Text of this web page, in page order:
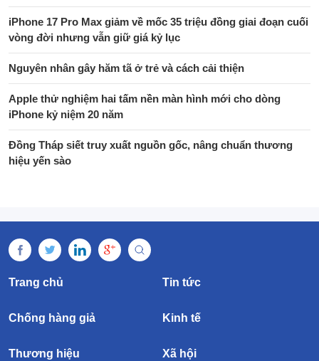
iPhone 17 Pro Max giảm về mốc 35 triệu đồng giai đoạn cuối
vòng đời nhưng vẫn giữ giá kỷ lục
Nguyên nhân gây hăm tã ở trẻ và cách cải thiện
Apple thử nghiệm hai tấm nền màn hình mới cho dòng
iPhone kỷ niệm 20 năm
Đồng Tháp siết truy xuất nguồn gốc, nâng chuẩn thương
hiệu yến sào
Trang chủ Tin tức
Chống hàng giả Kinh tế
Thương hiệu Xã hội